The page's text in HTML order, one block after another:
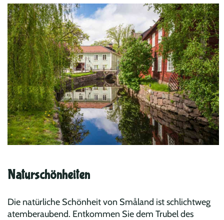
Naturschönheiten
Die natürliche Schönheit von Småland ist schlichtweg
atemberaubend. Entkommen Sie dem Trubel des